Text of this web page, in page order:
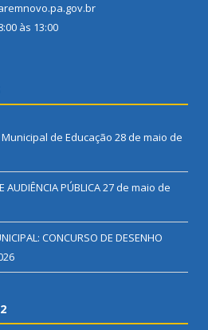
às 13:00
de Educação 28 de maio de
AUDIÊNCIA PÚBLICA27 de maio de
CONCURSO DE DESENHO